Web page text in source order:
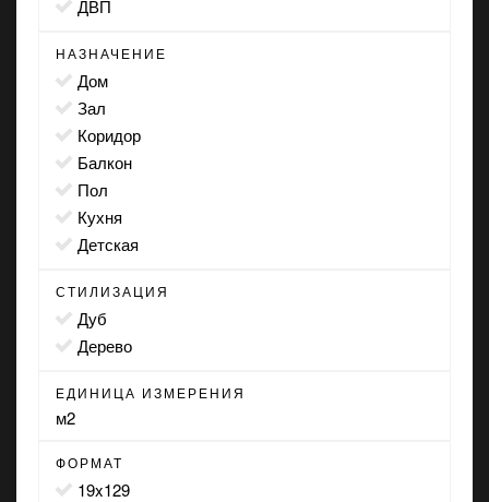
ДВП
НАЗНАЧЕНИЕ
дом
зал
коридор
балкон
пол
кухня
детская
СТИЛИЗАЦИЯ
дуб
дерево
ЕДИНИЦА ИЗМЕРЕНИЯ
м2
ФОРМАТ
19x129